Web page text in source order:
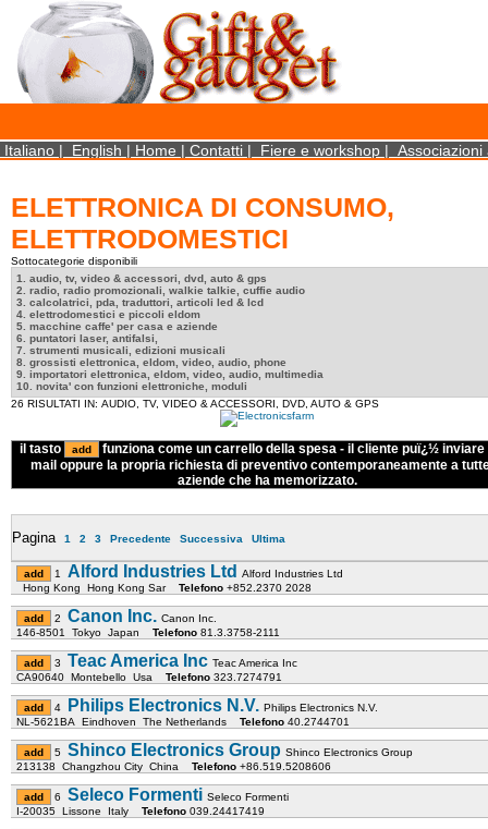
We use cookies on this website. By using this site, you agree that we may store and
statistical data does not identify any personal details whatsoever. More Info? http://
Close
Italiano | English | Home | Contatti | Fiere e workshop | Associazioni
ELETTRONICA DI CONSUMO,
ELETTRODOMESTICI
Sottocategorie disponibili
1. audio, tv, video & accessori, dvd, auto & gps
2. radio, radio promozionali, walkie talkie, cuffie audio
3. calcolatrici, pda, traduttori, articoli led & lcd
4. elettrodomestici e piccoli eldom
5. macchine caffe' per casa e aziende
6. puntatori laser, antifalsi,
7. strumenti musicali, edizioni musicali
8. grossisti elettronica, eldom, video, audio, phone
9. importatori elettronica, eldom, video, audio, multimedia
10. novita' con funzioni elettroniche, moduli
26 RISULTATI IN: AUDIO, TV, VIDEO & ACCESSORI, DVD, AUTO & GPS
il tasto
funziona come un carrello della spesa - il cliente puï¿½ inviare
mail oppure la propria richiesta di preventivo contemporaneamente a
aziende che ha memorizzato.
Pagina 1 2 3 Precedente Successiva Ultima
1 Alford Industries Ltd
Alford Industries Ltd
Hong Kong Hong Kong Sar Telefono +852.2370 2028
2 Canon Inc. Canon Inc.
146-8501 Tokyo Japan Telefono 81.3.3758-2111
3 Teac America Inc Teac America Inc
CA90640 Montebello Usa Telefono 323.7274791
4 Philips Electronics N.V. Philips Electronics N.V.
NL-5621BA Eindhoven The Netherlands Telefono 40.2744701
5 Shinco Electronics Group Shinco Electronics Group
213138 Changzhou City China Telefono +86.519.5208606
6 Seleco Formenti Seleco Formenti
I-20035 Lissone Italy Telefono 039.24417419